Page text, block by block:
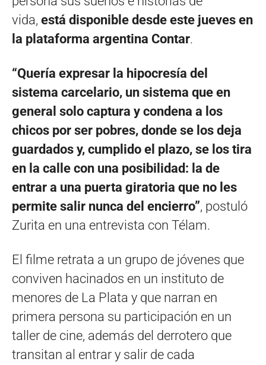
vida, está disponible desde este jueves en
la plataforma argentina Contar.
“Quería expresar la hipocresía del
sistema carcelario, un sistema que en
general solo captura y condena a los
chicos por ser pobres, donde se los deja
guardados y, cumplido el plazo, se los tira
en la calle con una posibilidad: la de
entrar a una puerta giratoria que no les
permite salir nunca del encierro”, postuló
Zurita en una entrevista con Télam.
El filme retrata a un grupo de jóvenes que
conviven hacinados en un instituto de
menores de La Plata y que narran en
primera persona su participación en un
taller de cine, además del derrotero que
transitan al entrar y salir de cada